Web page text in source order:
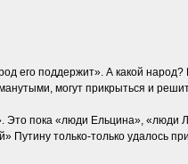
его поддержит». А какой
могут прикрыться и
пока «люди Ельцина», «люди
Путину только-только удалось